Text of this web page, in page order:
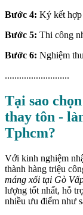
Bước 4: Ký kết hợp
Bước 5: Thi công
Bước 6: Nghiệm
...........................
Tại sao
thay tôn -
Tphcm?
Với kinh nghiệm
thành hàng triệu
máng xối tại Gò
lượng tốt nhất, hỗ
nhiều ưu điểm như